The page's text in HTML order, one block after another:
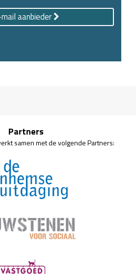
aanbieder
Partners
samen met de volgende Partners: